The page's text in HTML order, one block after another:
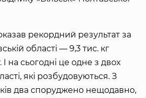
рекордний результат за
області — 9,3 тис. кг
на сьогодні це одне з двох
які розбудовуються. З
два споруджено нещодавно,